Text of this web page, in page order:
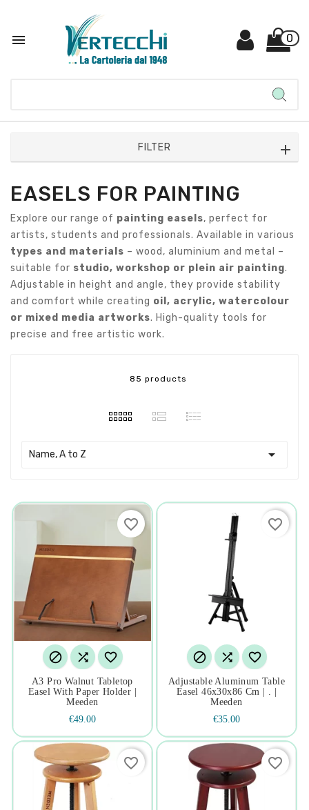
 0
FILTER
EASELS FOR PAINTING
Explore our range of painting easels, perfect for
artists, students and professionals. Available in various
types and materials – wood, aluminium and metal –
suitable for studio, workshop or plein air painting.
Adjustable in height and angle, they provide stability
and comfort while creating oil, acrylic, watercolour
or mixed media artworks. High-quality tools for
precise and free artistic work.
85 products
Name, A to Z 
  
A3 Pro Walnut Tabletop
Easel With Paper Holder |
Meeden
€49.00
favorite_border
  
Adjustable Aluminum Table
Easel 46x30x86 Cm | . |
Meeden
€35.00
favorite_border
favorite_border favorite_border